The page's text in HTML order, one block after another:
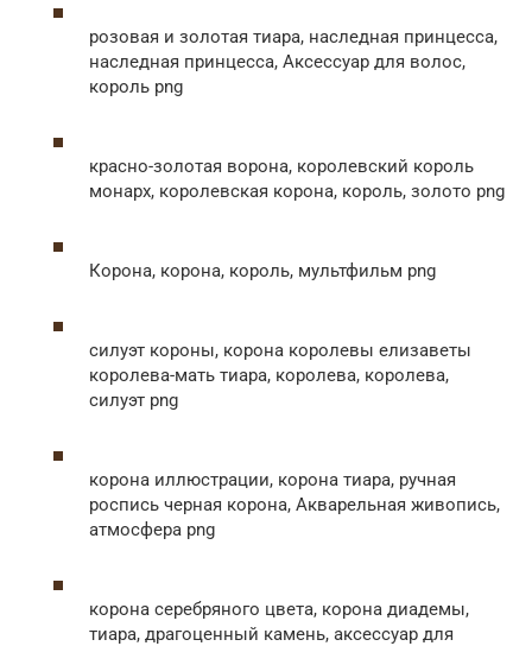
розовая и золотая тиара, наследная принцесса,
наследная принцесса, Аксессуар для волос,
король png
красно-золотая ворона, королевский король
монарх, королевская корона, король, золото png
Корона, корона, король, мультфильм png
силуэт короны, корона королевы елизаветы
королева-мать тиара, королева, королева,
силуэт png
корона иллюстрации, корона тиара, ручная
роспись черная корона, Акварельная живопись,
атмосфера png
корона серебряного цвета, корона диадемы,
тиара, драгоценный камень, аксессуар для